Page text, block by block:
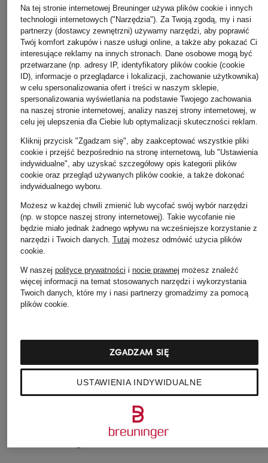
Maison Margiela
Sneakersy REPLICA
SOFT
2 985 zł
GOLDEN GOOSE
Sneakersy STARDAN
+ rabat promocyjny
McQUEEN
1 949 zł
Najniższa cena:
Na tej stronie internetowej Breuninger używa plików cookie i innych
technologii internetowych ("Narzędzia"). Za Twoją zgodą, my i nasi
partnerzy (dostawcy zewnętrzni) używamy narzędzi, aby poprawić
Twój komfort zakupów i nasze usługi online, a także aby pokazać Ci
interesujące reklamy na innych stronach. Dane osobowe mogą być
przetwarzane (np. adresy IP, identyfikatory plików cookie (cookie
ID), informacje o przeglądarce i lokalizacji, zachowanie użytkownika)
w celu spersonalizowania ofert i treści w naszym sklepie,
spersonalizowania wyświetlania na podstawie Twojego zachowania
na naszej stronie internetowej, analizy naszej strony internetowej, w
celu jej ulepszenia dla Ciebie lub optymalizacji skuteczności reklam.
Kliknij przycisk "Zgadzam się", aby zaakceptować wszystkie pliki
cookie i przejść bezpośrednio na stronę internetową, lub "Ustawienia
indywidualne", aby uzyskać szczegółowy opis kategorii plików
cookie oraz przegląd używanych plików cookie, a także dokonać
indywidualnego wyboru.
Możesz w każdej chwili zmienić lub wycofać swój wybór narzędzi
(np. w stopce naszej strony internetowej). Takie wycofanie nie
będzie miało jednak żadnego wpływu na wcześniejsze korzystanie z
narzędzi i Twoich danych. Tutaj możesz odmówić użycia plików
cookie.
W naszej polityce prywatności i nocie prawnej możesz znaleźć
więcej informacji na temat stosowanych narzędzi i wykorzystania
Twoich danych, które my i nasi partnerzy gromadzimy za pomocą
plików cookie.
USTAWIENIA INDYWIDUALNE
ZGADZAM SIĘ